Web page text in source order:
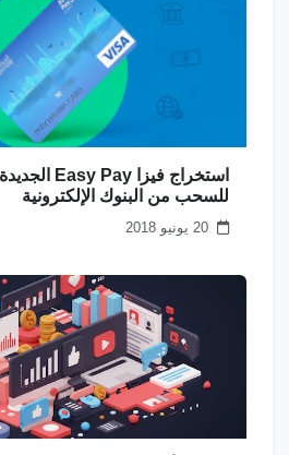
للسحب من البنوك الإلكترونية